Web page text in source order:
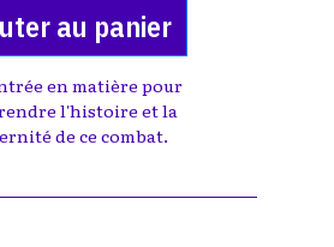
au panier
en matière pour
l'histoire et la
de ce combat.